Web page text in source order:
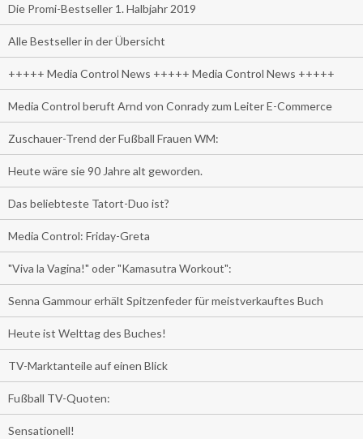
Die Promi-Bestseller 1. Halbjahr 2019
Alle Bestseller in der Übersicht
+++++ Media Control News +++++ Media Control News +++++
Media Control beruft Arnd von Conrady zum Leiter E-Commerce
Zuschauer-Trend der Fußball Frauen WM:
Heute wäre sie 90 Jahre alt geworden.
Das beliebteste Tatort-Duo ist?
Media Control: Friday-Greta
"Viva la Vagina!" oder "Kamasutra Workout":
Senna Gammour erhält Spitzenfeder für meistverkauftes Buch
Heute ist Welttag des Buches!
TV-Marktanteile auf einen Blick
Fußball TV-Quoten:
Sensationell!